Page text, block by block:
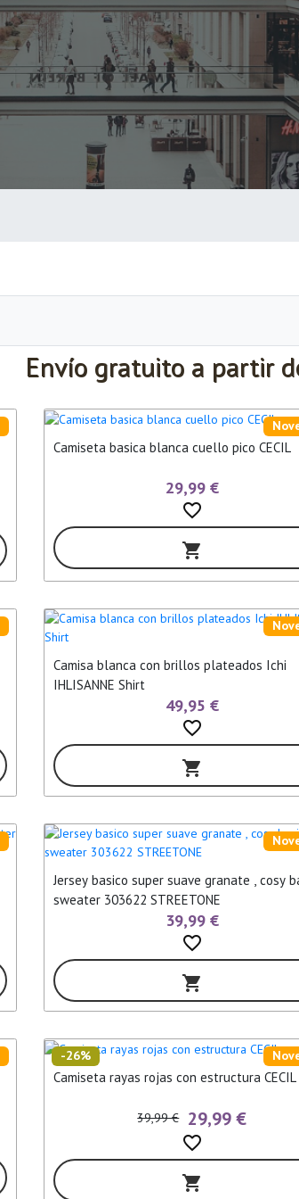
Envío gratuito a partir
Camiseta basica blanca cuello pico CECIL
29,99 €
favorite_border
shopping_cart
Camisa blanca con brillos plateados Ichi
IHLISANNE Shirt
49,95 €
favorite_border
shopping_cart
Jersey basico super suave granate , cosy
sweater 303622 STREETONE
39,99 €
favorite_border
shopping_cart
Camiseta rayas rojas con estructura CECIL
-26%
39,99 € 29,99 €
favorite_border
shopping_cart